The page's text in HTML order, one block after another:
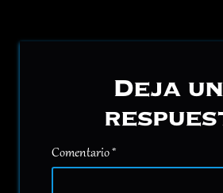
Deja
Comentario*